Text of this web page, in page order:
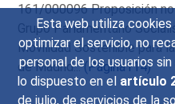
Esta web utiliza
optimizar el servicio, no
personal de los usuarios
lo dispuesto en el artículo
de julio, de servicios de la
161/000096 Proposición
Grupo Parlamentario
Movilidad Sostenible para
de Madrid...(Página114)